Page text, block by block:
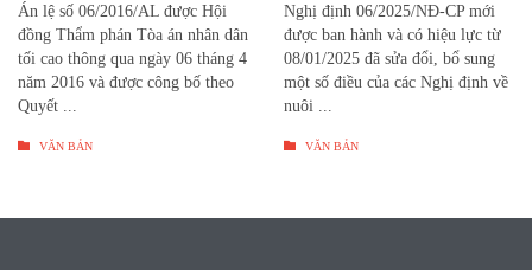
Án lệ số 06/2016/AL được Hội
đồng Thẩm phán Tòa án nhân dân
tối cao thông qua ngày 06 tháng 4
năm 2016 và được công bố theo
Quyết ...
 VĂN BẢN
Nghị định 06/2025/NĐ-CP mới
được ban hành và có hiệu lực từ
08/01/2025 đã sửa đổi, bổ sung
một số điều của các Nghị định về
nuôi ...
 VĂN BẢN